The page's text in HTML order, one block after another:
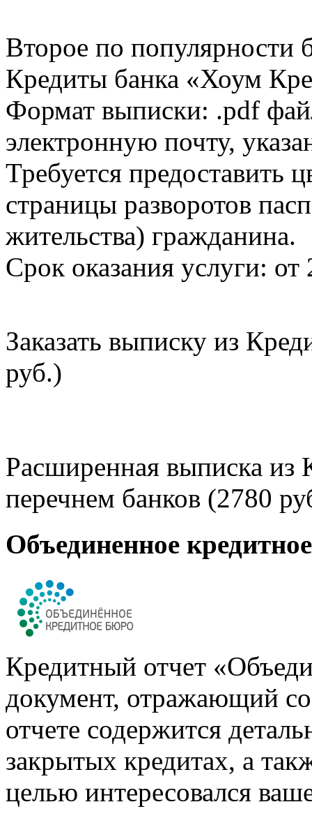
Второе по популярности
Кредиты банка «Хоум
Формат выписки: .pdf
электронную почту,
Требуется предоставить
страницы разворотов
жительства) гражданина.
Срок оказания услуги: от
Заказать выписку из
руб.)
Расширенная выписка из
перечнем банков (2780
Объединенное
Кредитный отчет
документ, отражающий
отчете содержится
закрытых кредитах, а
целью интересовался